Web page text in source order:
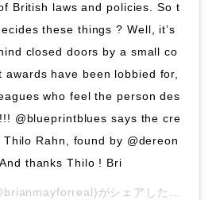
British laws and policies. So t
these things ? Well, it’s
closed doors by a small co
awards have been lobbied for,
who feel the person des
@blueprintblues says the cre
Rahn, found by @dereon
thanks Thilo ! Bri
がシェアした投稿 –